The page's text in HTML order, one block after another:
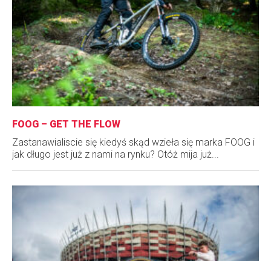
FOOG – GET THE FLOW
Zastanawialiscie się kiedyś skąd wzieła się marka FOOG i
jak długo jest już z nami na rynku? Otóż mija już...